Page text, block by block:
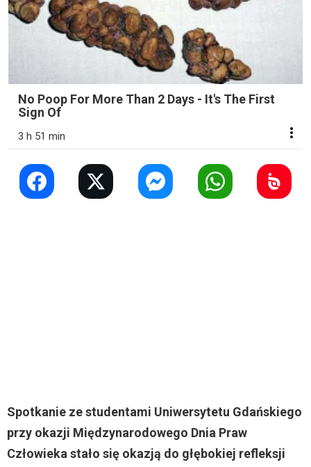
No Poop For More Than 2 Days - It's The First
Sign Of
3 h 51 min
Spotkanie ze studentami Uniwersytetu Gdańskiego
przy okazji Międzynarodowego Dnia Praw
Człowieka stało się okazją do głębokiej refleksji